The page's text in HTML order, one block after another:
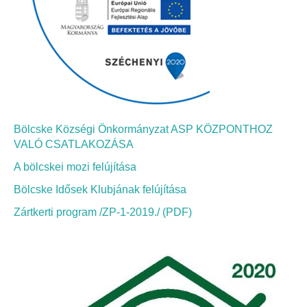
Bölcskei Néptánc Egyesület
Bölcskei Polgárőrség
Bölcskei Klímakör
HIVATAL
Szervezeti felépítés
Dokumentumok
Bölcske Községi Önkormányzat ASP KÖZPONTHOZ
VALÓ CSATLAKOZÁSA
A bölcskei mozi felújítása
Bölcske Idősek Klubjának felújítása
Zártkerti program /ZP-1-2019./ (PDF)